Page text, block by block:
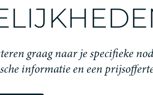
graag naar je specifieke
informatie en een